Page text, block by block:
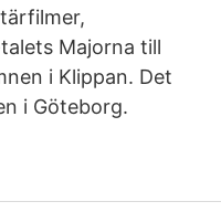
Majorna till
i Klippan. Det
i Göteborg.